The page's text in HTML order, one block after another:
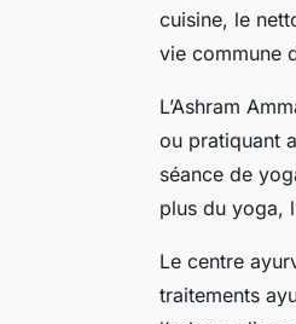
cuisine, le
vie commune
L’Ashram
ou pratiquant
séance de
plus du yoga,
Le centre
traitements